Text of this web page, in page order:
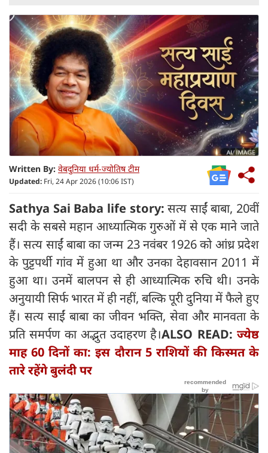
Written By: वेबदुनिया धर्म-ज्योतिष टीम
Updated: Fri, 24 Apr 2026 (10:06 IST)
Sathya Sai Baba life story: सत्य साईं बाबा, 20वीं
सदी के सबसे महान आध्यात्मिक गुरुओं में से एक माने जाते
हैं। सत्य साईं बाबा का जन्म 23 नवंबर 1926 को आंध्र प्रदेश
के पुट्टपर्थी गांव में हुआ था और उनका देहावसान 2011 में
हुआ था। उनमें बालपन से ही आध्यात्मिक रुचि थी। उनके
अनुयायी सिर्फ भारत में ही नहीं, बल्कि पूरी दुनिया में फैले हुए
हैं। सत्य साईं बाबा का जीवन भक्ति, सेवा और मानवता के
प्रति समर्पण का अद्भुत उदाहरण है।ALSO READ:ज्येष्ठ
माह 60 दिनों का: इस दौरान 5 राशियों की किस्मत के
तारे रहेंगे बुलंदी पर